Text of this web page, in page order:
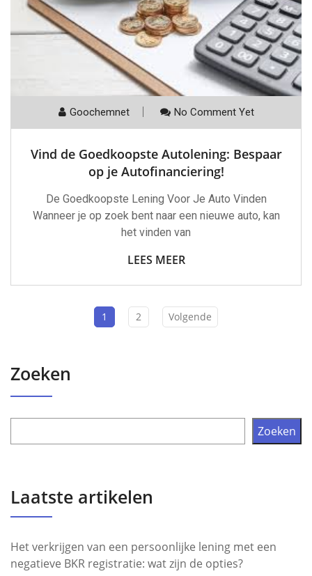
Goochemnet No Comment Yet
Vind de Goedkoopste Autolening: Bespaar
op je Autofinanciering!
De Goedkoopste Lening Voor Je Auto Vinden
Wanneer je op zoek bent naar een nieuwe auto, kan
het vinden van
LEES MEER
1 2 Volgende
Zoeken
Zoeken
Laatste artikelen
Het verkrijgen van een persoonlijke lening met een
negatieve BKR registratie: wat zijn de opties?